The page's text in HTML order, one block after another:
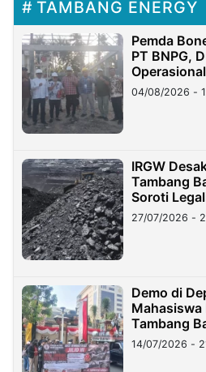
TAMBANG ENERGY
Pemda
PT BNPG,
04/08/2026 -
IRGW
Tambang
Soroti
Stockpile
27/07/2026 -
Demo di
Mahasiswa
Tambang
Lampung
14/07/2026 -